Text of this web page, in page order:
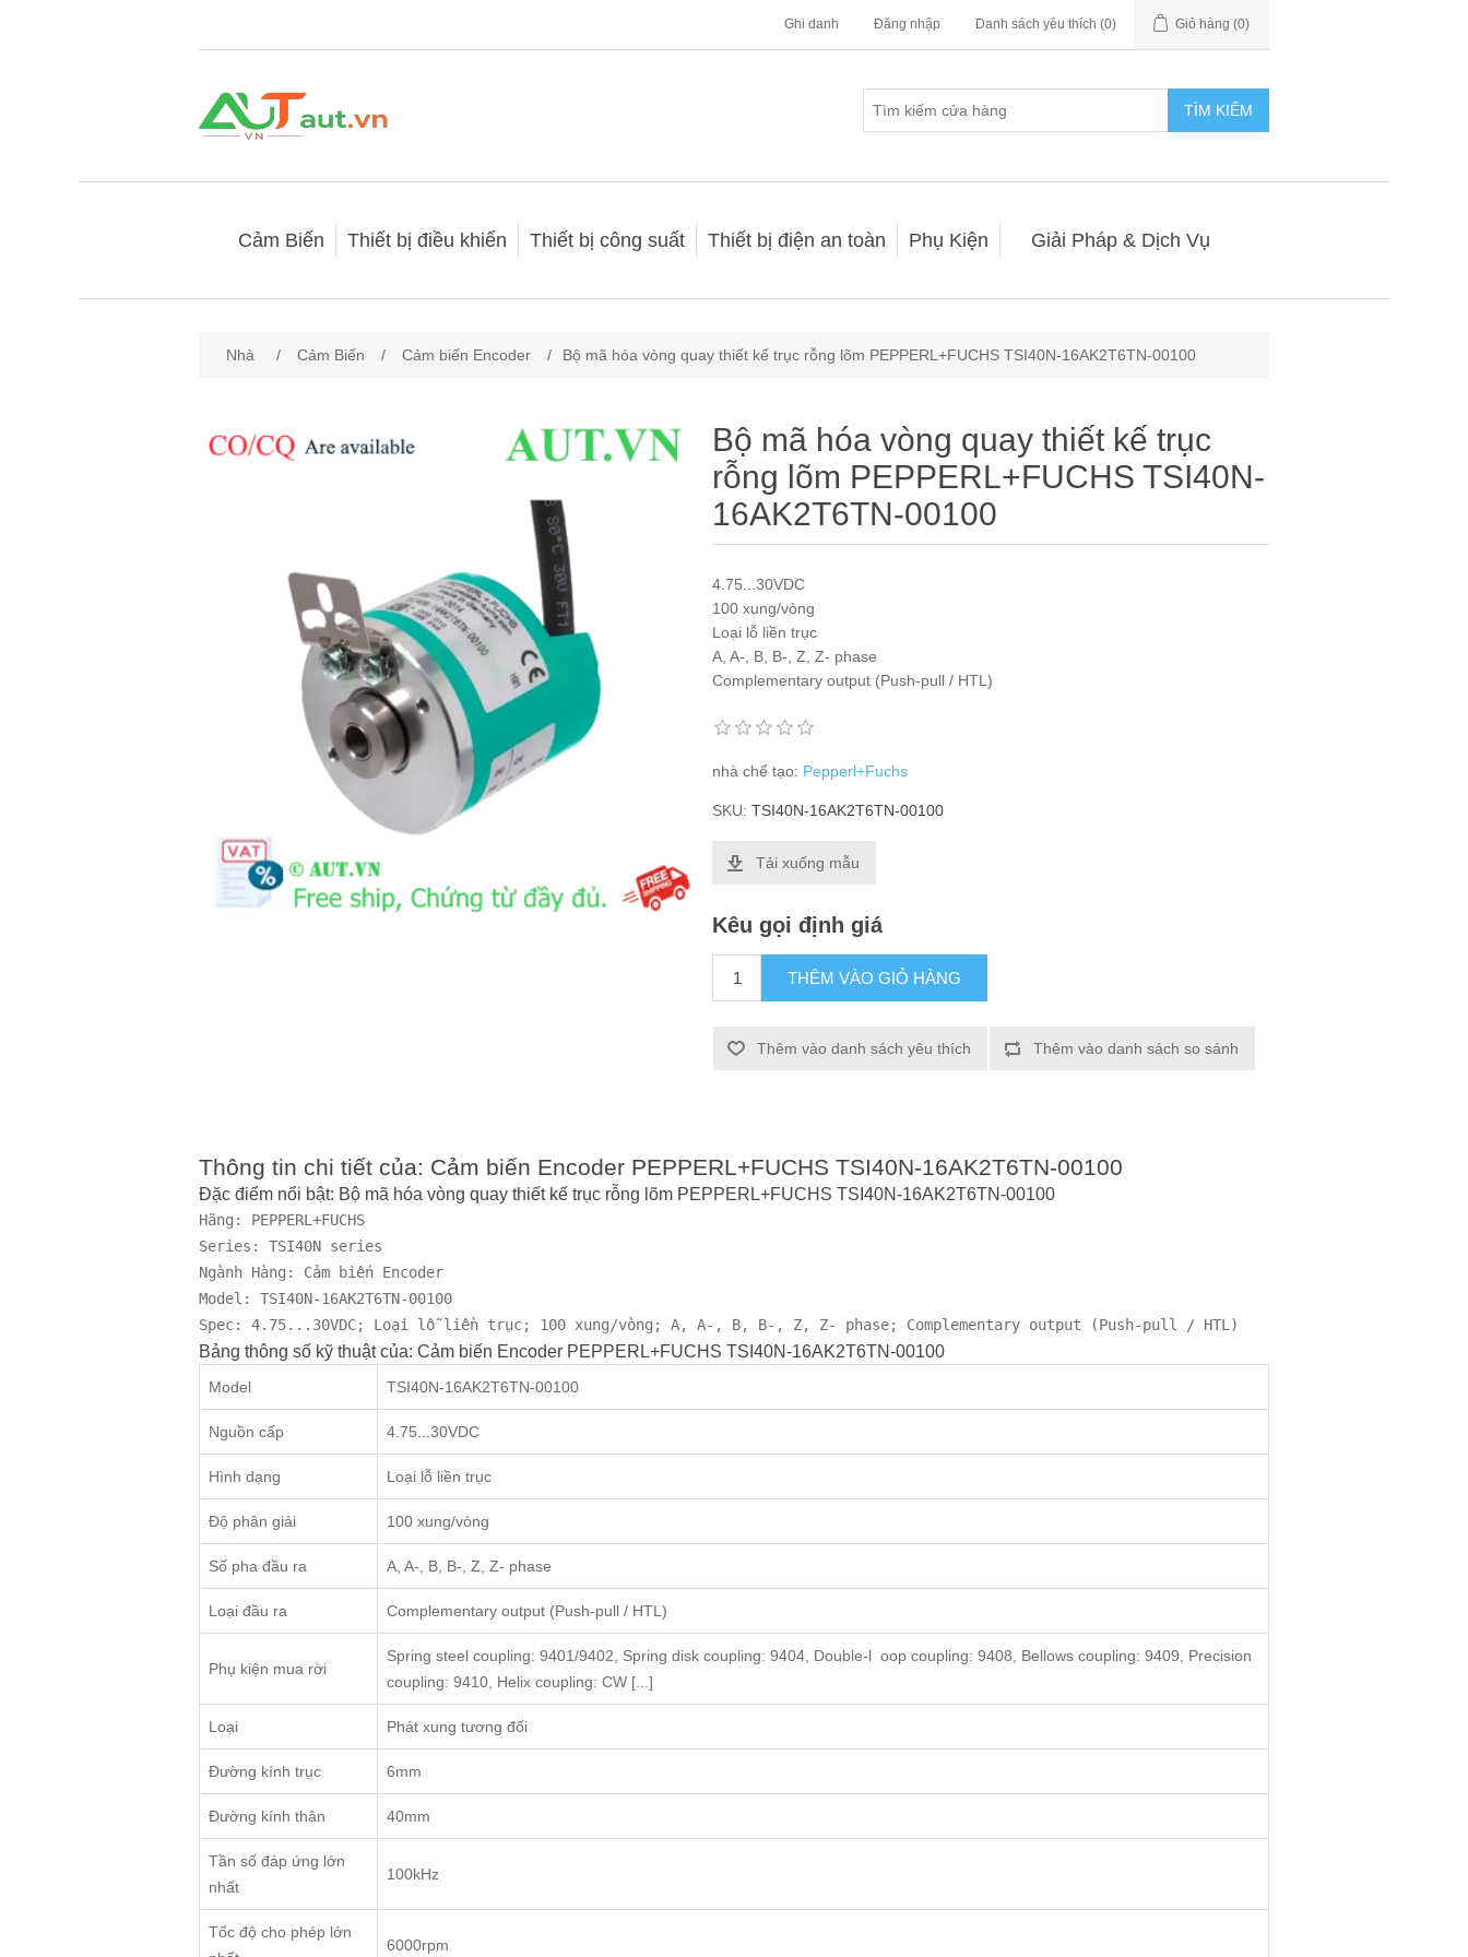
Ghi danh Đăng nhập Danh sách yêu thích (0) Giỏ hàng (0)
TÌM KIẾM
Cảm Biến Thiết bị điều khiển Thiết bị công suất Thiết bị điện an toàn Phụ Kiện Giải Pháp & Dịch Vụ
Nhà / Cảm Biến / Cảm biến Encoder / Bộ mã hóa vòng quay thiết kế trục rỗng lõm PEPPERL+FUCHS TSI40N-16AK2T6TN-00100
Bộ mã hóa vòng quay thiết kế trục
rỗng lõm PEPPERL+FUCHS TSI40N-
16AK2T6TN-00100
4.75...30VDC
100 xung/vòng
Loại lỗ liền trục
A, A-, B, B-, Z, Z- phase
Complementary output (Push-pull / HTL)
nhà chế tạo: Pepperl+Fuchs
SKU: TSI40N-16AK2T6TN-00100
Tải xuống mẫu
Kêu gọi định giá
THÊM VÀO GIỎ HÀNG
Thêm vào danh sách yêu thích Thêm vào danh sách so sánh
Thông tin chi tiết của: Cảm biến Encoder PEPPERL+FUCHS TSI40N-16AK2T6TN-00100
Đặc điểm nổi bật: Bộ mã hóa vòng quay thiết kế trục rỗng lõm PEPPERL+FUCHS TSI40N-16AK2T6TN-00100
Hãng: PEPPERL+FUCHS
Series: TSI40N series
Ngành Hàng: Cảm biến Encoder
Model: TSI40N-16AK2T6TN-00100
Spec: 4.75...30VDC; Loại lỗ liền trục; 100 xung/vòng; A, A-, B, B-, Z, Z- phase; Complementary output (Push-pull / HTL)
Bảng thông số kỹ thuật của: Cảm biến Encoder PEPPERL+FUCHS TSI40N-16AK2T6TN-00100
Model TSI40N-16AK2T6TN-00100
Nguồn cấp 4.75...30VDC
Hình dạng Loại lỗ liền trục
Độ phân giải 100 xung/vòng
Số pha đầu ra A, A-, B, B-, Z, Z- phase
Loại đầu ra Complementary output (Push-pull / HTL)
Phụ kiện mua rời
Spring steel coupling: 9401/9402, Spring disk coupling: 9404, Double-l oop coupling: 9408, Bellows coupling: 9409, Precision
coupling: 9410, Helix coupling: CW [...]
Loại Phát xung tương đối
Đường kính trục 6mm
Đường kính thân 40mm
Tần số đáp ứng lớn
nhất
100kHz
Tốc độ cho phép lớn
6000rpm